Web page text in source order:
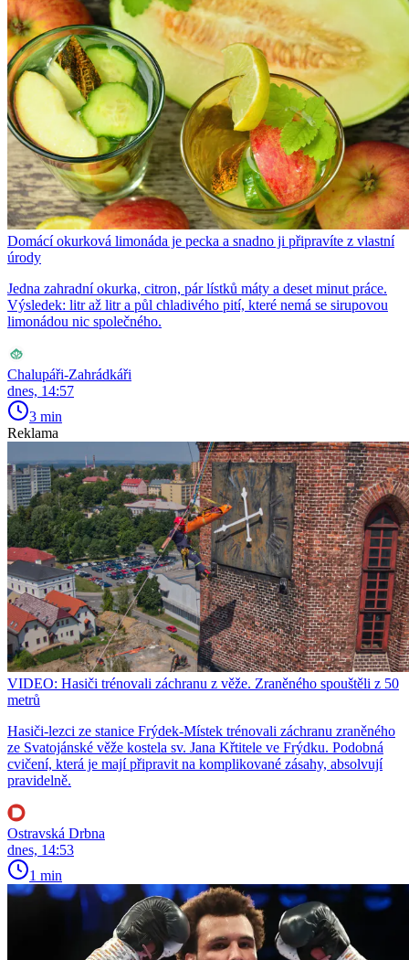
Domácí okurková limonáda je pecka a snadno ji připravíte z vlastní
úrody
Jedna zahradní okurka, citron, pár lístků máty a deset minut práce.
Výsledek: litr až litr a půl chladivého pití, které nemá se sirupovou
limonádou nic společného.
Chalupáři-Zahrádkáři
dnes, 14:57
3 min
Reklama
VIDEO: Hasiči trénovali záchranu z věže. Zraněného spouštěli z 50
metrů
Hasiči-lezci ze stanice Frýdek-Místek trénovali záchranu zraněného
ze Svatojánské věže kostela sv. Jana Křtitele ve Frýdku. Podobná
cvičení, která je mají připravit na komplikované zásahy, absolvují
pravidelně.
Ostravská Drbna
dnes, 14:53
1 min